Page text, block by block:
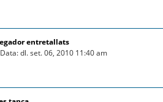
entretallats
dl. set. 06, 2010 11:40 am